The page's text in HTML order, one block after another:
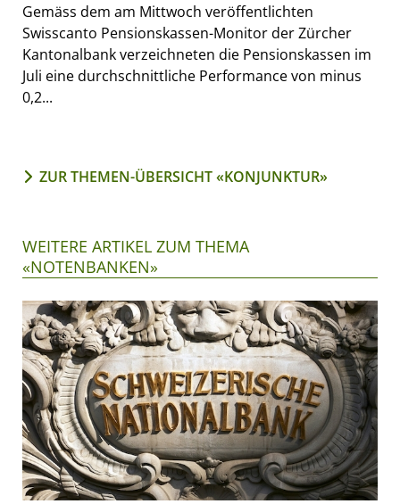
Gemäss dem am Mittwoch veröffentlichten
Swisscanto Pensionskassen-Monitor der Zürcher
Kantonalbank verzeichneten die Pensionskassen im
Juli eine durchschnittliche Performance von minus
0,2...
ZUR THEMEN-ÜBERSICHT «KONJUNKTUR»
WEITERE ARTIKEL ZUM THEMA
«NOTENBANKEN»